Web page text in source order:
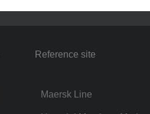
Reference site
Maersk Line